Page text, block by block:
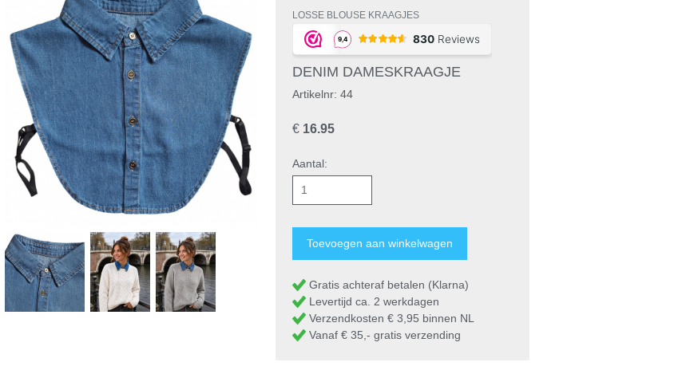
LOSSE BLOUSE KRAAGJES
DENIM DAMESKRAAGJE
Artikelnr: 44
€ 16.95
Aantal:
Gratis achteraf betalen (Klarna)
Levertijd ca. 2 werkdagen
Verzendkosten € 3,95 binnen NL
Vanaf € 35,- gratis verzending